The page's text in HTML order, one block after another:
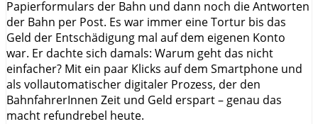
Papierformulars der Bahn und dann noch die Antworten
der Bahn per Post. Es war immer eine Tortur bis das
Geld der Entschädigung mal auf dem eigenen Konto
war. Er dachte sich damals: Warum geht das nicht
einfacher? Mit ein paar Klicks auf dem Smartphone und
als vollautomatischer digitaler Prozess, der den
BahnfahrerInnen Zeit und Geld erspart – genau das
macht refundrebel heute.